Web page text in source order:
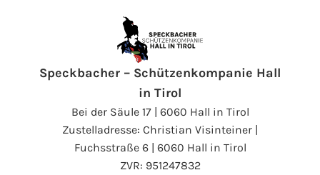
Speckbacher – Schützenkompanie Hall
in Tirol
Bei der Säule 17 | 6060 Hall in Tirol
Zustelladresse: Christian Visinteiner |
Fuchsstraße 6 | 6060 Hall in Tirol
ZVR: 951247832